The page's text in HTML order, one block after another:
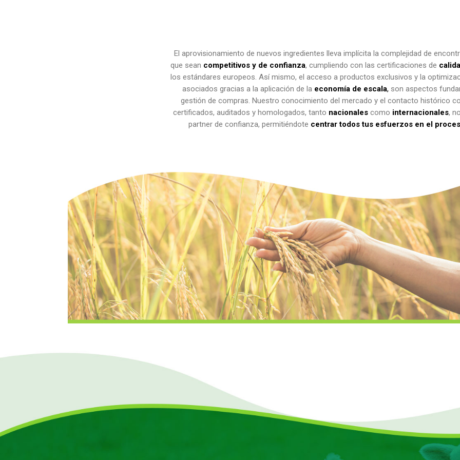
El aprovisionamiento de nuevos ingredientes lleva implícita la complejidad de
que sean competitivos y de confianza, cumpliendo con las certificaciones de
los estándares europeos. Así mismo, el acceso a productos exclusivos y la
asociados gracias a la aplicación de la economía de escala,son aspectos
gestión de compras. Nuestro conocimiento del mercado y el contacto histórico
certificados, auditados y homologados, tanto nacionales como internacionales,
partner de confianza, permitiéndote centrar todos tus esfuerzos en el